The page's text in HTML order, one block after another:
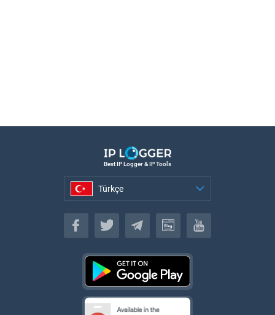
Best IP Logger & IP Tools
Türkçe
Türkçe